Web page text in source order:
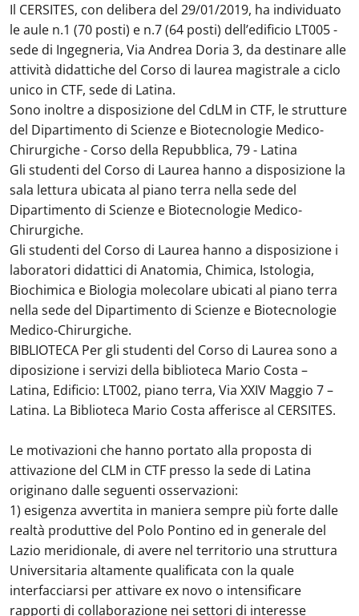
Il CERSITES, con delibera del 29/01/2019, ha individuato
le aule n.1 (70 posti) e n.7 (64 posti) dell’edificio LT005 -
sede di Ingegneria, Via Andrea Doria 3, da destinare alle
attività didattiche del Corso di laurea magistrale a ciclo
unico in CTF, sede di Latina.
Sono inoltre a disposizione del CdLM in CTF, le strutture
del Dipartimento di Scienze e Biotecnologie Medico-
Chirurgiche - Corso della Repubblica, 79 - Latina
Gli studenti del Corso di Laurea hanno a disposizione la
sala lettura ubicata al piano terra nella sede del
Dipartimento di Scienze e Biotecnologie Medico-
Chirurgiche.
Gli studenti del Corso di Laurea hanno a disposizione i
laboratori didattici di Anatomia, Chimica, Istologia,
Biochimica e Biologia molecolare ubicati al piano terra
nella sede del Dipartimento di Scienze e Biotecnologie
Medico-Chirurgiche.
BIBLIOTECA Per gli studenti del Corso di Laurea sono a
diposizione i servizi della biblioteca Mario Costa –
Latina, Edificio: LT002, piano terra, Via XXIV Maggio 7 –
Latina. La Biblioteca Mario Costa afferisce al CERSITES.
Le motivazioni che hanno portato alla proposta di
attivazione del CLM in CTF presso la sede di Latina
originano dalle seguenti osservazioni:
1) esigenza avvertita in maniera sempre più forte dalle
realtà produttive del Polo Pontino ed in generale del
Lazio meridionale, di avere nel territorio una struttura
Universitaria altamente qualificata con la quale
interfacciarsi per attivare ex novo o intensificare
rapporti di collaborazione nei settori di interesse